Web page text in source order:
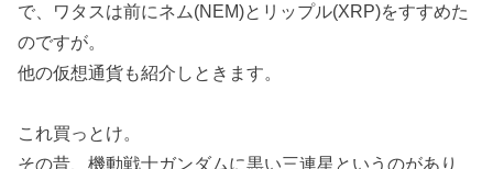
で、ワタスは前にネム(NEM)とリップル(XRP)をすすめた
のですが。
他の仮想通貨も紹介しときます。
これ買っとけ。
その昔、機動戦士ガンダムに黒い三連星というのがあり